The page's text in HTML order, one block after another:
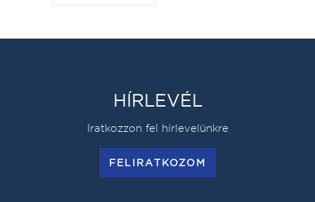
HÍRLEVÉL
Iratkozzon fel hírlevelünkre
FELIRATKOZOM